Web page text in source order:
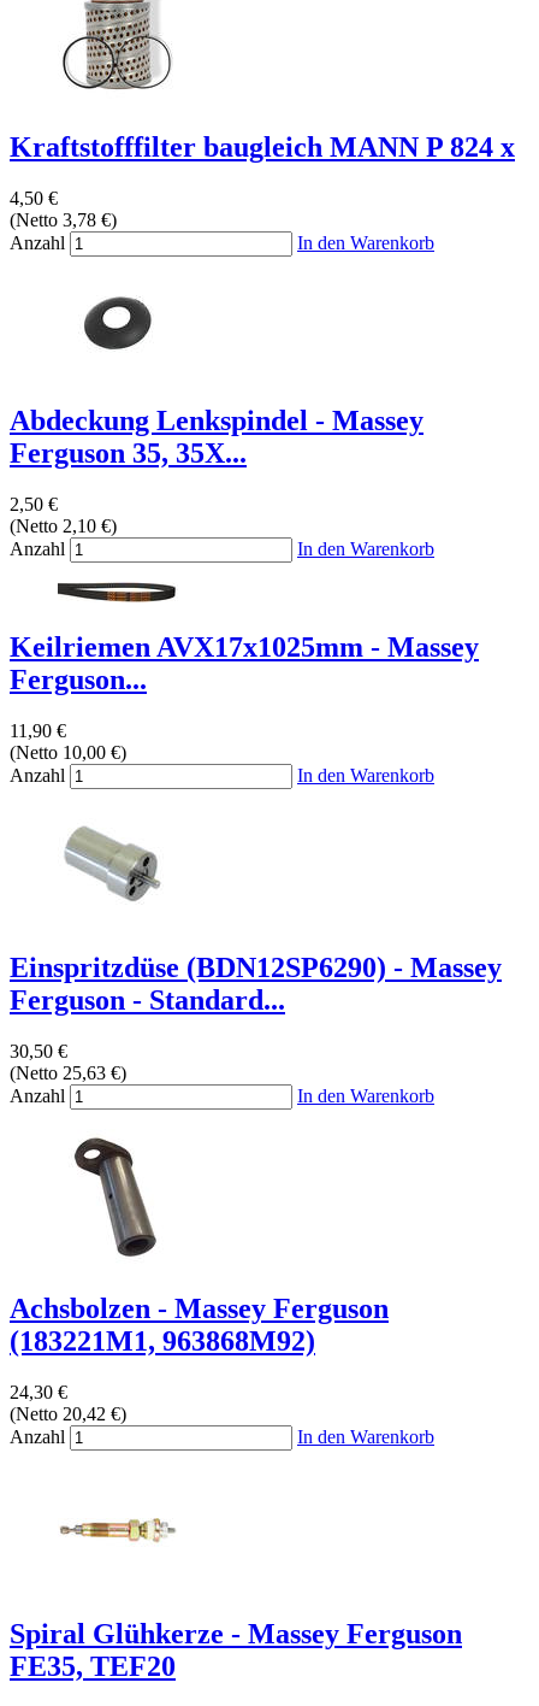
Kraftstofffilter baugleich MANN P 824 x
4,50 €
(Netto 3,78 €)
Anzahl
In den Warenkorb
Abdeckung Lenkspindel - Massey
Ferguson 35, 35X...
2,50 €
(Netto 2,10 €)
Anzahl
In den Warenkorb
Keilriemen AVX17x1025mm - Massey
Ferguson...
11,90 €
(Netto 10,00 €)
Anzahl
In den Warenkorb
Einspritzdüse (BDN12SP6290) - Massey
Ferguson - Standard...
30,50 €
(Netto 25,63 €)
Anzahl
In den Warenkorb
Achsbolzen - Massey Ferguson
(183221M1, 963868M92)
24,30 €
(Netto 20,42 €)
Anzahl
In den Warenkorb
Spiral Glühkerze - Massey Ferguson
FE35, TEF20